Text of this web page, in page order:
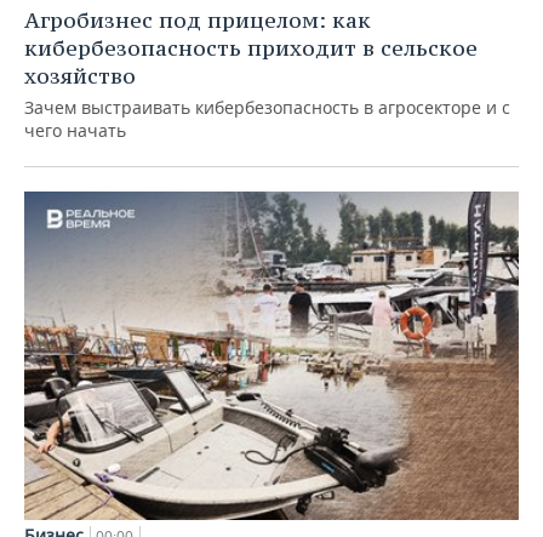
Агробизнес под прицелом: как
кибербезопасность приходит в сельское
хозяйство
Зачем выстраивать кибербезопасность в агросекторе и с
чего начать